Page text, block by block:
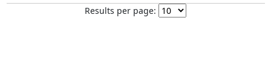
Results per page: